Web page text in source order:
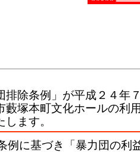
排除条例」が平成２４年
藪塚本町文化ホールの利
ます。
例に基づき「暴力団の利